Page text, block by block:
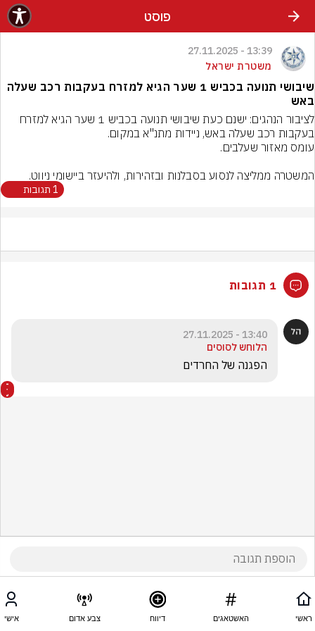
פוסט
13:39 - 27.11.2025
משטרת ישראל
שיבושי תנועה בכביש 1 שער הגיא למזרח בעקבות רכב שעלה
באש
המשטרה ממליצה לנסוע בסבלנות ובזהירות, ולהיעזר ביישומי ניווט.
1 תגובות
1 תגובות
13:40 - 27.11.2025
הלוחש לסוסים
הפגנה של החרדים
ראשי האשטאגים דיווח צבע אדום אישי